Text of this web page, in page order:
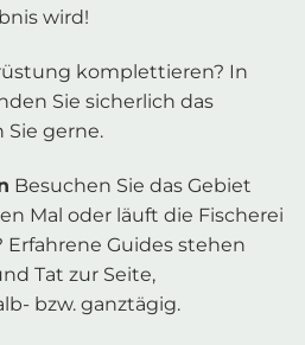
wird!
komplettieren? In
Sie sicherlich das
Sie gerne.
Besuchen Sie das Gebiet
Mal oder läuft die Fischerei
Guides stehen
Tat zur Seite,
bzw. ganztägig.